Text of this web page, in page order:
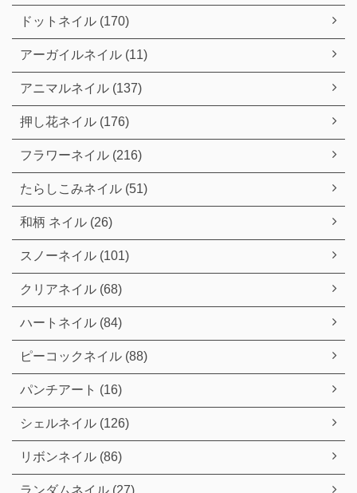
ドットネイル (170)
アーガイルネイル (11)
アニマルネイル (137)
押し花ネイル (176)
フラワーネイル (216)
たらしこみネイル (51)
和柄 ネイル (26)
スノーネイル (101)
クリアネイル (68)
ハートネイル (84)
ピーコックネイル (88)
パンチアート (16)
シェルネイル (126)
リボンネイル (86)
ランダムネイル (27)